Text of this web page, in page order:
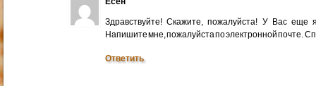
Здравствуйте! Скажите, пожалуйста! У Вас еще
Напишите мне, пожалуйста по электронной почте.
Ответить